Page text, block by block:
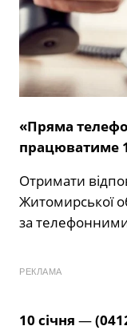
«Пряма
працюватиме
Отримати
Житомирської
за
РЕКЛАМА
10 січня —